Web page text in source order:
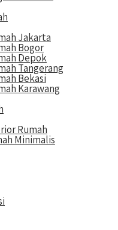
Jakarta
Bogor
Depok
Tangerang
Bekasi
Karawang
Rumah
Minimalis